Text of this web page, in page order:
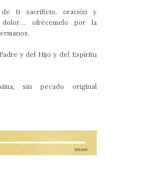
de ti sacrificio, oración y
ofrécemelo por la
y del Hijo y del Espíritu
sin pecado original
00:00